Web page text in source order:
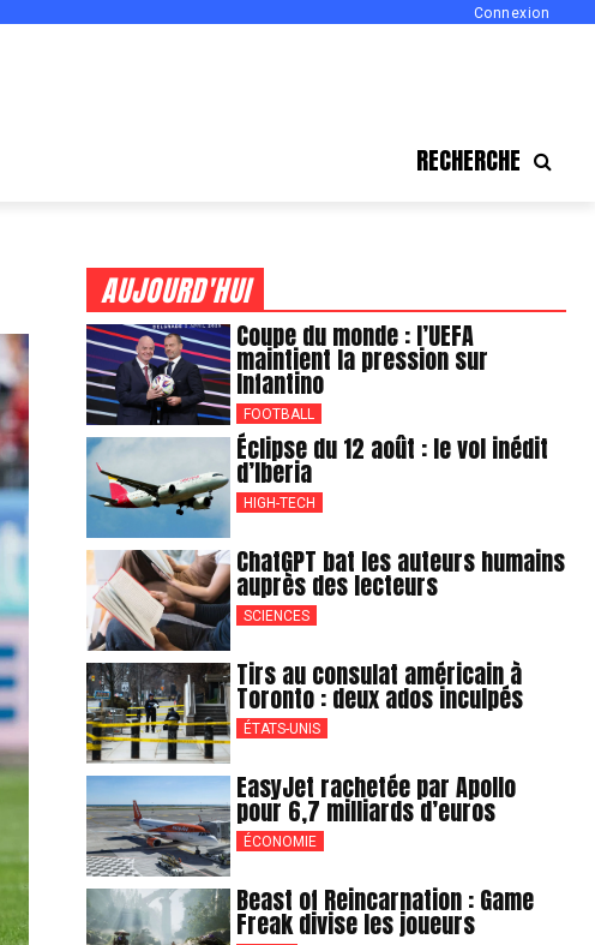
Connexion
RECHERCHE
AUJOURD'HUI
Coupe du monde : l’UEFA
maintient la pression sur
Infantino
FOOTBALL
Éclipse du 12 août : le vol inédit
d’Iberia
HIGH-TECH
ChatGPT bat les auteurs humains
auprès des lecteurs
SCIENCES
Tirs au consulat américain à
Toronto : deux ados inculpés
ÉTATS-UNIS
EasyJet rachetée par Apollo
pour 6,7 milliards d’euros
ÉCONOMIE
Beast of Reincarnation : Game
Freak divise les joueurs